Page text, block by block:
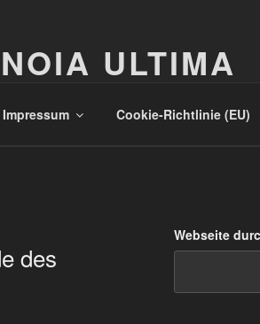
ULTIMA
Impressum Cookie-Richtlinie (EU)
des
Webseite